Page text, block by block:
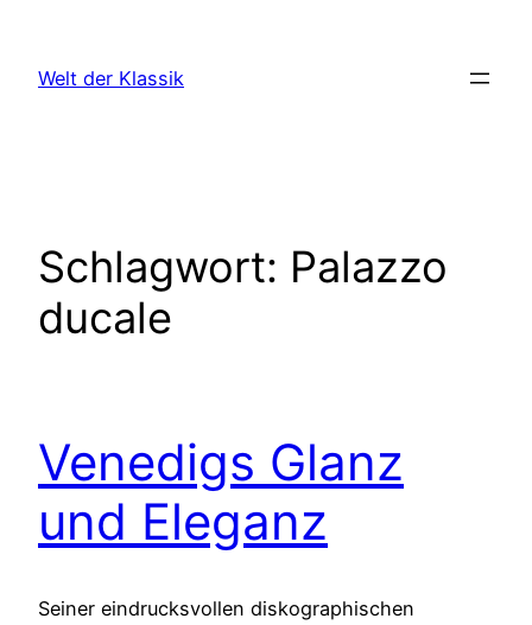
springen
Welt der Klassik
Schlagwort: Palazzo
ducale
Venedigs Glanz
und Eleganz
Seiner eindrucksvollen diskographischen